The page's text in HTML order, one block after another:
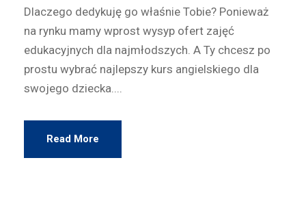
Dlaczego dedykuję go właśnie Tobie? Ponieważ
na rynku mamy wprost wysyp ofert zajęć
edukacyjnych dla najmłodszych. A Ty chcesz po
prostu wybrać najlepszy kurs angielskiego dla
swojego dziecka....
Read More